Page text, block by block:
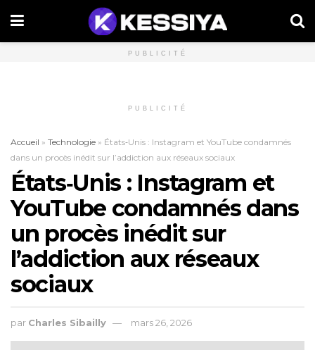
PUBLICITÉ
PUBLICITÉ
Accueil » Technologie » États‑Unis : Instagram et YouTube condamnés
dans un procès inédit sur l’addiction aux réseaux sociaux
États‑Unis : Instagram et
YouTube condamnés dans
un procès inédit sur
l’addiction aux réseaux
sociaux
par Charles Sibailly mars 26, 2026